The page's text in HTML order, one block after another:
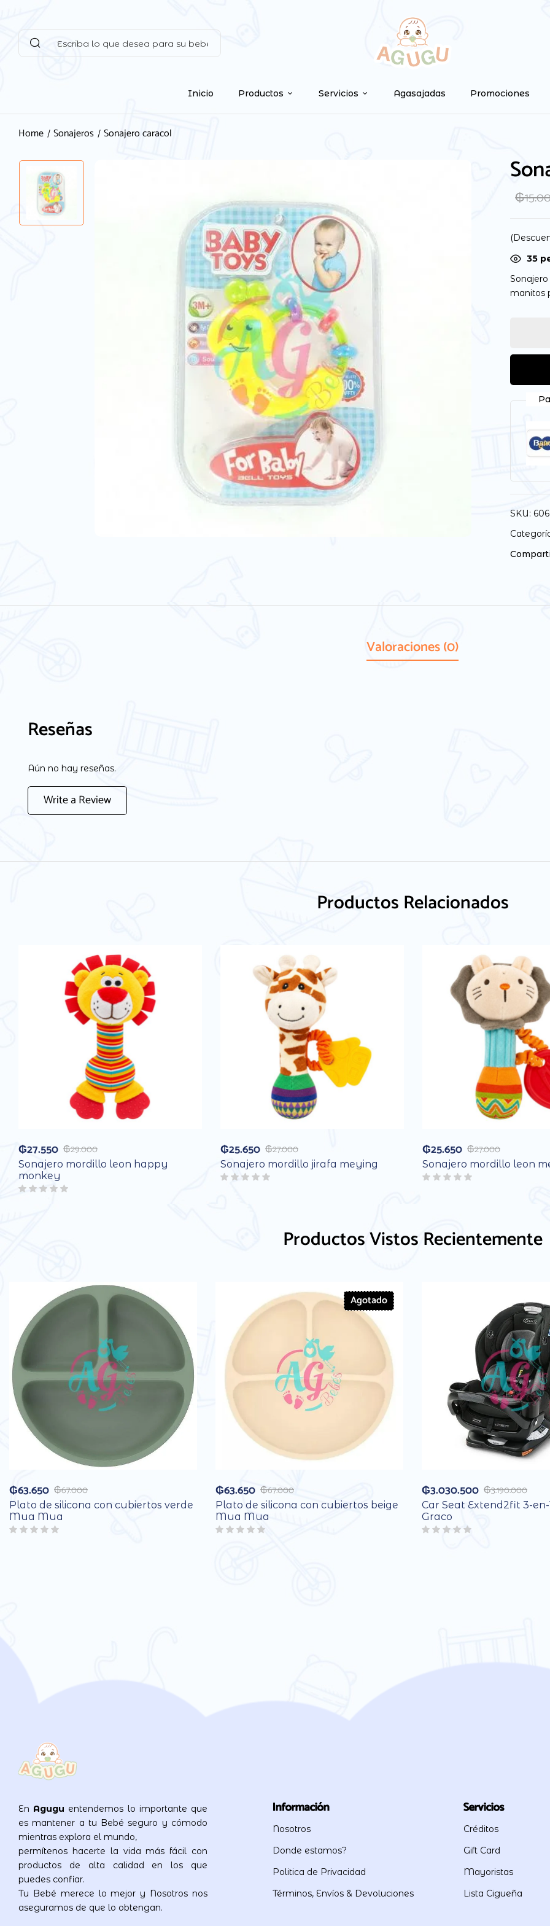
Inicio Productos Servicios Agasajadas Promociones
Home Sonajeros Sonajero caracol
₲
35
manitos
SKU:
Valoraciones (0)
Reseñas
Aún no hay reseñas.
Write a Review
Tu dirección de correo
marcados con*
vez que comente.
Productos Relacionados
₲29.000
₲27.550
Sonajero mordillo leon happy
monkey
₲27.000
₲25.650
Sonajero mordillo jirafa meying
₲27.000
₲25.650
Sonajero mordillo leon
Productos Vistos Recientemente
₲67.000
₲63.650
Plato de silicona con cubiertos verde
Mua Mua
Agotado
₲67.000
₲63.650
Plato de silicona con cubiertos beige
Mua Mua
₲3.190.000
₲3.030.500
Car Seat Extend2fit 3-en-
Graco
En Agugu entendemos lo importante que
es mantener a tu Bebé seguro y cómodo
mientras explora el mundo,
permítenos hacerte la vida más fácil con
productos de alta calidad en los que
puedes confiar.
Tu Bebé merece lo mejor y Nosotros nos
aseguramos de que lo obtengan.
Información
Nosotros
Donde estamos?
Politica de Privacidad
Términos, Envíos & Devoluciones
Servicios
Créditos
Gift Card
Mayoristas
Lista Cigueña